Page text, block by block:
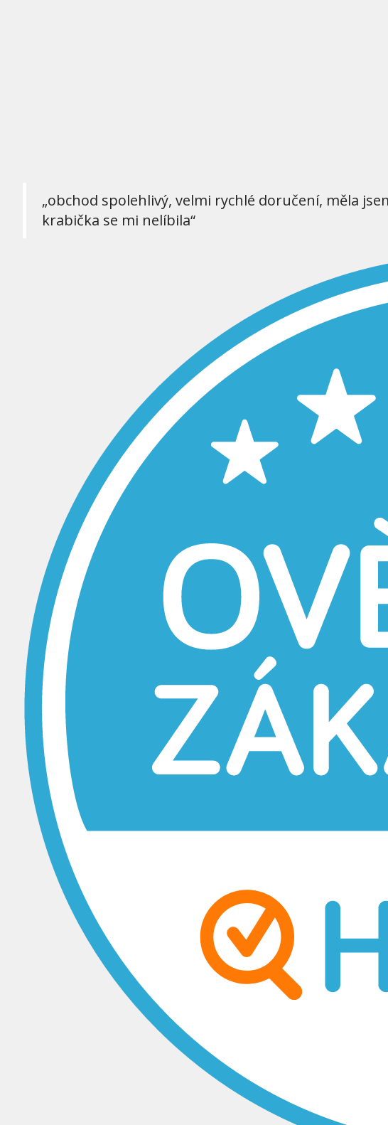
„obchod spolehlivý, velmi rychlé doručení, měla
krabička se mi nelíbila“